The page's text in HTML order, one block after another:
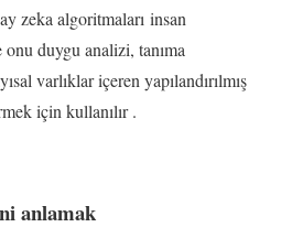
zeka algoritmaları insan
onu duygu analizi, tanıma
varlıklar içeren yapılandırılmış
için kullanılır .
anlamak